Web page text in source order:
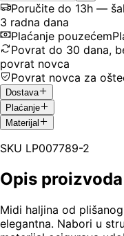
Poručite do 13h —
3 radna dana
Plaćanje pouzećem
Povrat do 30 dana,
povrat novca
Povrat novca za
Dostava
Plaćanje
Materijal
SKU LP007789-2
Opis proizvoda
Midi haljina od
elegantna. Nabori u